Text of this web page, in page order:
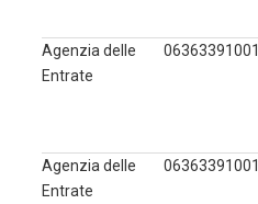
Agenzia delle
Entrate
06363391001
Agenzia delle
Entrate
06363391001